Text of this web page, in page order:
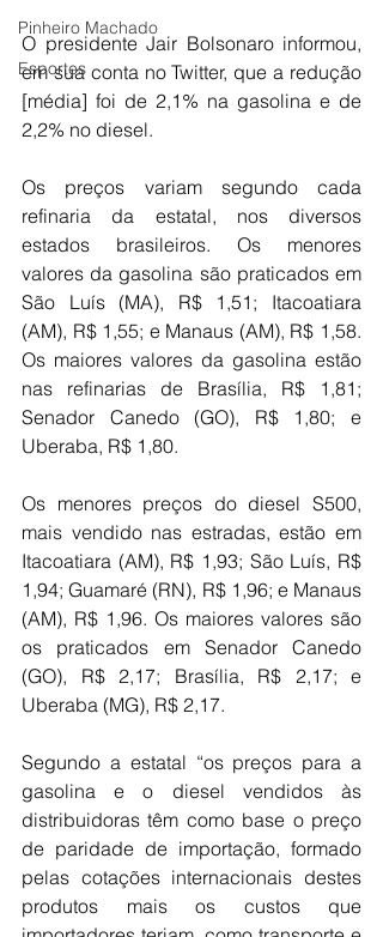
Pinheiro Machado
Esportes
O presidente Jair Bolsonaro informou,
em sua conta no Twitter, que a redução
[média] foi de 2,1% na gasolina e de
2,2% no diesel.
Os preços variam segundo cada
refinaria da estatal, nos diversos
estados brasileiros. Os menores
valores da gasolina são praticados em
São Luís (MA), R$ 1,51; Itacoatiara
(AM), R$ 1,55; e Manaus (AM), R$ 1,58.
Os maiores valores da gasolina estão
nas refinarias de Brasília, R$ 1,81;
Senador Canedo (GO), R$ 1,80; e
Uberaba, R$ 1,80.
Os menores preços do diesel S500,
mais vendido nas estradas, estão em
Itacoatiara (AM), R$ 1,93; São Luís, R$
1,94; Guamaré (RN), R$ 1,96; e Manaus
(AM), R$ 1,96. Os maiores valores são
os praticados em Senador Canedo
(GO), R$ 2,17; Brasília, R$ 2,17; e
Uberaba (MG), R$ 2,17.
Segundo a estatal “os preços para a
gasolina e o diesel vendidos às
distribuidoras têm como base o preço
de paridade de importação, formado
pelas cotações internacionais destes
produtos mais os custos que